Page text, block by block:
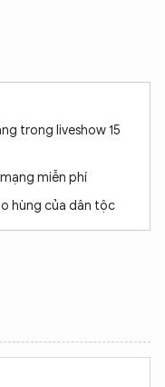
trong liveshow 15
miễn phí
hùng của dân tộc